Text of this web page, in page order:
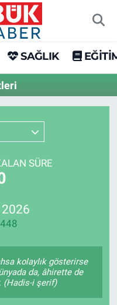
SAĞLIK
SÜRE
kolaylık gösterirse
da, âhirette de
(Hadis-i şerif)
Fikstür